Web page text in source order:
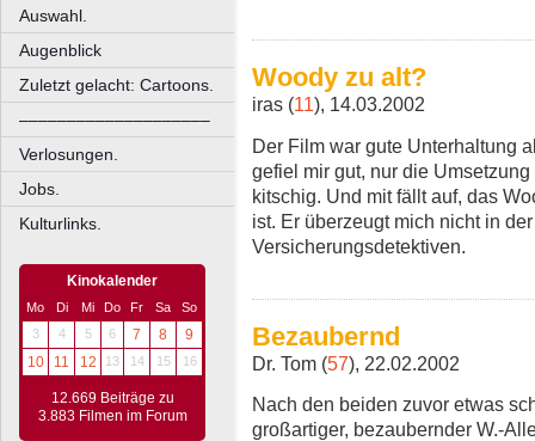
Auswahl.
Augenblick
Zuletzt gelacht: Cartoons.
––––––––––––––––––––
Verlosungen.
Jobs.
Kulturlinks.
Kinokalender
Mo Di Mi Do Fr Sa
So
3
4 5 6 7 8
9
10
11 12 13 14 15 16
12.669 Beiträge zu
3.883 Filmen im Forum
Woody zu alt?
iras (11), 14.03.2002
Der Film war gute Unterhaltung
gefiel mir gut, nur die
kitschig. Und mit fällt auf, das
ist. Er überzeugt mich nicht in
Versicherungsdetektiven.
Bezaubernd
Dr. Tom (57), 22.02.2002
Nach den beiden zuvor etwas
großartiger, bezaubernder W.-